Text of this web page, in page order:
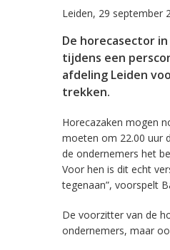
Leiden, 29 september
De horecasector
tijdens een
afdeling Leiden
trekken.
Horecazaken mogen
moeten om 22.00 uur
de ondernemers het
Voor hen is dit echt
tegenaan”, voorspelt
De voorzitter van de
ondernemers, maar